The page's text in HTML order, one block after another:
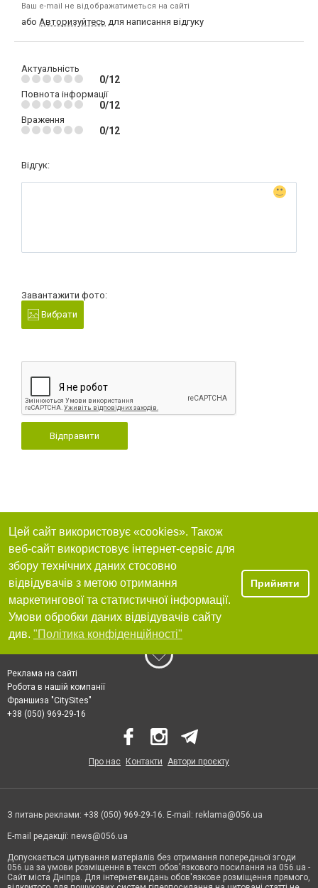
Ваш e-mail не відображатиметься на сайті
або Авторизуйтесь для написання відгуку
Актуальність
0/12
Повнота інформації
0/12
Враження
0/12
Відгук:
Завантажити фото:
Вибрати
Відправити
Цей сайт використовує «cookies». Також
веб-сайт використовує інтернет-сервіс для
збору технічних даних стосовно
відвідувачів з метою отримання
маркетингової та статистичної інформації.
Умови обробки даних відвідувачів сайту
див. "Політика конфіденційності"
Прийняти
Реклама на сайті
Робота в нашій компанії
Франшиза "CitySites"
+38 (050) 969-29-16
Про нас Контакти Автори проєкту
З питань реклами: +38 (050) 969-29-16. E-mail: reklama@056.ua
E-mail редакції: news@056.ua
Допускається цитування матеріалів без отримання попередньої згоди
056.ua за умови розміщення в тексті обов'язкового посилання на 056.ua -
Сайт міста Дніпра. Для інтернет-видань обов'язкове розміщення прямого,